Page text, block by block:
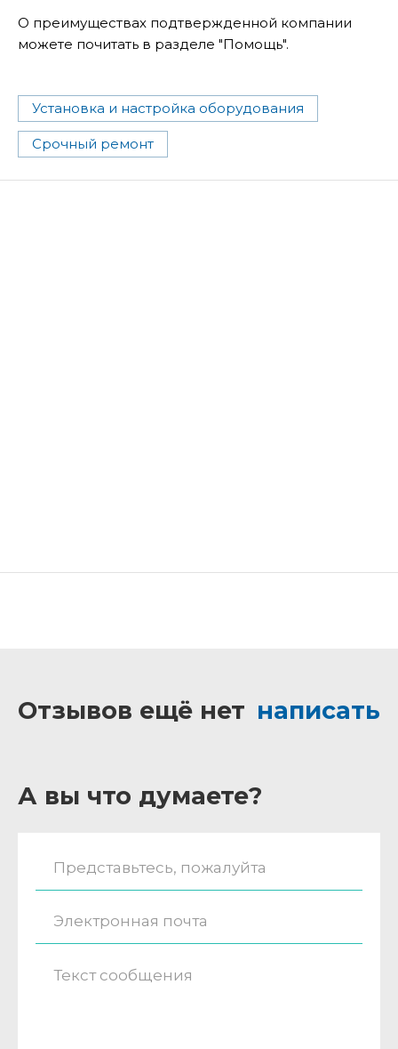
О преимуществах подтвержденной компании
можете почитать в разделе "Помощь".
Установка и настройка оборудования
Срочный ремонт
Отзывов ещё нет написать
А вы что думаете?